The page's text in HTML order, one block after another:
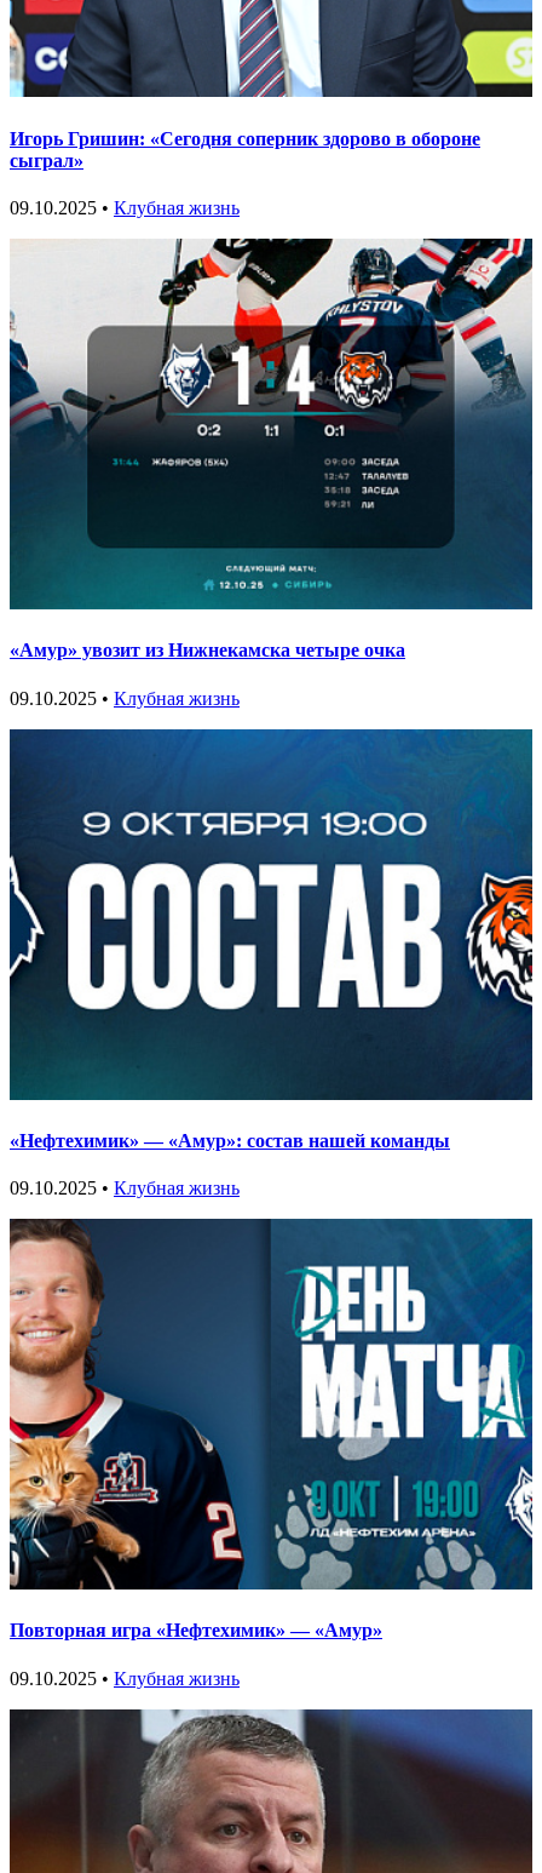
Игорь Гришин: «Сегодня соперник здорово в обороне
сыграл»
09.10.2025 • Клубная жизнь
«Амур» увозит из Нижнекамска четыре очка
09.10.2025 • Клубная жизнь
«Нефтехимик» — «Амур»: состав нашей команды
09.10.2025 • Клубная жизнь
Повторная игра «Нефтехимик» — «Амур»
09.10.2025 • Клубная жизнь